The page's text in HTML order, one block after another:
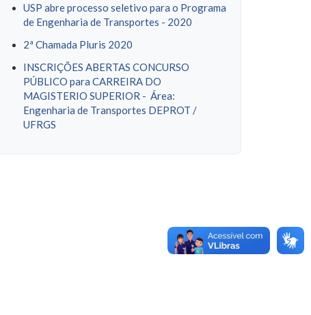
USP abre processo seletivo para o Programa
de Engenharia de Transportes - 2020
2ª Chamada Pluris 2020
INSCRIÇÕES ABERTAS CONCURSO
PÚBLICO para CARREIRA DO
MAGISTERIO SUPERIOR - Área:
Engenharia de Transportes DEPROT /
UFRGS